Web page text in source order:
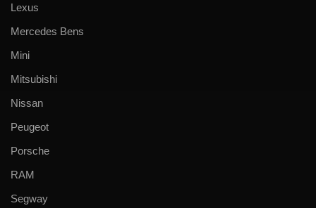
Lexus
Mercedes Bens
Mini
Mitsubishi
Nissan
Peugeot
Porsche
RAM
Segway